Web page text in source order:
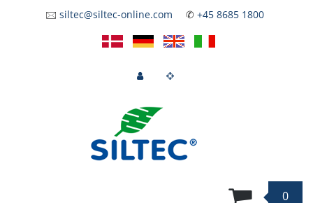
🖂 siltec@siltec-online.com ✆ +45 8685 1800
0